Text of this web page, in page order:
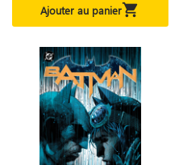
Ajouter au panier